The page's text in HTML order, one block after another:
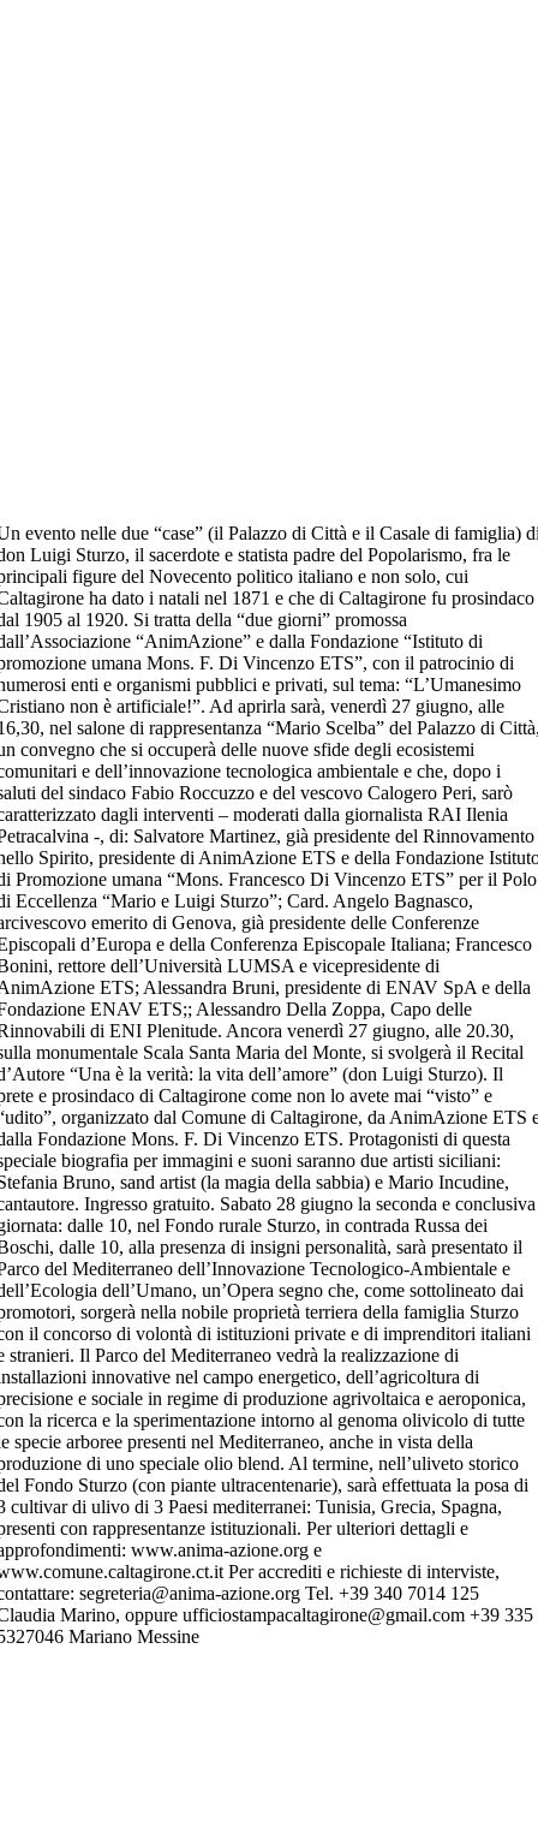
evento nelle due “case” (il Palazzo di Città e il Casale di famiglia)
Luigi Sturzo, il sacerdote e statista padre del Popolarismo, fra le
figure del Novecento politico italiano e non solo, cui
ha dato i natali nel 1871 e che di Caltagirone fu prosindaco
1905 al 1920. Si tratta della “due giorni” promossa
“AnimAzione” e dalla Fondazione “Istituto di
umana Mons. F. Di Vincenzo ETS”, con il patrocinio di
enti e organismi pubblici e privati, sul tema: “L’Umanesimo
non è artificiale!”. Ad aprirla sarà, venerdì 27 giugno, alle
nel salone di rappresentanza “Mario Scelba” del Palazzo di
convegno che si occuperà delle nuove sfide degli ecosistemi
e dell’innovazione tecnologica ambientale e che, dopo i
del sindaco Fabio Roccuzzo e del vescovo Calogero Peri, sarò
dagli interventi – moderati dalla giornalista RAI Ilenia
-, di: Salvatore Martinez, già presidente del Rinnovamento
Spirito, presidente di AnimAzione ETS e della Fondazione
Promozione umana “Mons. Francesco Di Vincenzo ETS” per il Polo
Eccellenza “Mario e Luigi Sturzo”; Card. Angelo Bagnasco,
emerito di Genova, già presidente delle Conferenze
d’Europa e della Conferenza Episcopale Italiana; Francesco
rettore dell’Università LUMSA e vicepresidente di
ETS; Alessandra Bruni, presidente di ENAV SpA e della
ENAV ETS;; Alessandro Della Zoppa, Capo delle
di ENI Plenitude. Ancora venerdì 27 giugno, alle 20.30,
monumentale Scala Santa Maria del Monte, si svolgerà il Recital
“Una è la verità: la vita dell’amore” (don Luigi Sturzo). Il
e prosindaco di Caltagirone come non lo avete mai “visto” e
organizzato dal Comune di Caltagirone, da AnimAzione ETS
Fondazione Mons. F. Di Vincenzo ETS. Protagonisti di questa
biografia per immagini e suoni saranno due artisti siciliani:
Bruno, sand artist (la magia della sabbia) e Mario Incudine,
Ingresso gratuito. Sabato 28 giugno la seconda e conclusiva
dalle 10, nel Fondo rurale Sturzo, in contrada Russa dei
dalle 10, alla presenza di insigni personalità, sarà presentato il
del Mediterraneo dell’Innovazione Tecnologico-Ambientale e
dell’Umano, un’Opera segno che, come sottolineato dai
sorgerà nella nobile proprietà terriera della famiglia Sturzo
il concorso di volontà di istituzioni private e di imprenditori italiani
stranieri. Il Parco del Mediterraneo vedrà la realizzazione di
innovative nel campo energetico, dell’agricoltura di
e sociale in regime di produzione agrivoltaica e aeroponica,
la ricerca e la sperimentazione intorno al genoma olivicolo di tutte
specie arboree presenti nel Mediterraneo, anche in vista della
di uno speciale olio blend. Al termine, nell’uliveto storico
Fondo Sturzo (con piante ultracentenarie), sarà effettuata la posa di
cultivar di ulivo di 3 Paesi mediterranei: Tunisia, Grecia, Spagna,
con rappresentanze istituzionali. Per ulteriori dettagli e
www.anima-azione.org e
Per accrediti e richieste di interviste,
segreteria@anima-azione.org Tel. +39 340 7014 125
Marino, oppure ufficiostampacaltagirone@gmail.com +39 335
Mariano Messine